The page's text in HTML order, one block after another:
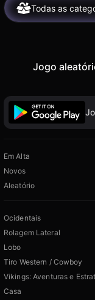
Todas as
Jogo
Em Alta
Novos
Aleatório
Ocidentais
Rolagem Lateral
Lobo
Tiro Western / Cowboy
Vikings: Aventuras e
Casa